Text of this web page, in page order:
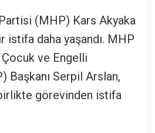
(MHP) Kars Akyaka
istifa daha yaşandı. MHP
Çocuk ve Engelli
Başkanı Serpil Arslan,
görevinden istifa